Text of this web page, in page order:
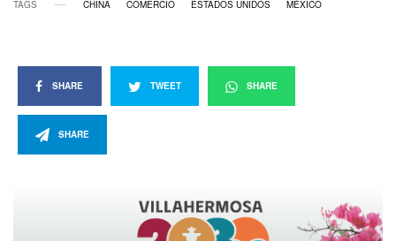
TAGS CHINA COMERCIO ESTADOS UNIDOS MÉXICO
SHARE TWEET SHARE
SHARE